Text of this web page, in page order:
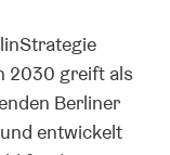
2030 greift als
Berliner
entwickelt